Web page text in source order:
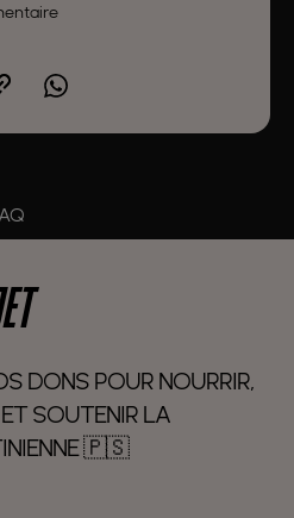
DONS POUR NOURRIR,
SOUTENIR LA
🇵🇸